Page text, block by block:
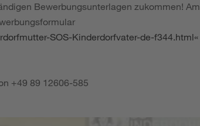
Bewerbungsunterlagen zukommen! Am
SOS-Kinderdorfvater-de-f344.html
+49 89 12606-585